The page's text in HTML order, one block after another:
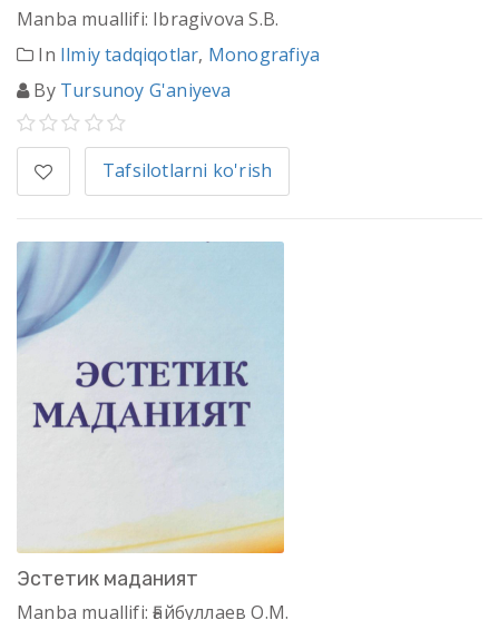
Manba muallifi: Ibragivova S.B.
In Ilmiy tadqiqotlar, Monografiya
By Tursunoy G'aniyeva
Tafsilotlarni ko'rish
Эстетик маданият
Manba muallifi: Ғайбуллаев О.М.